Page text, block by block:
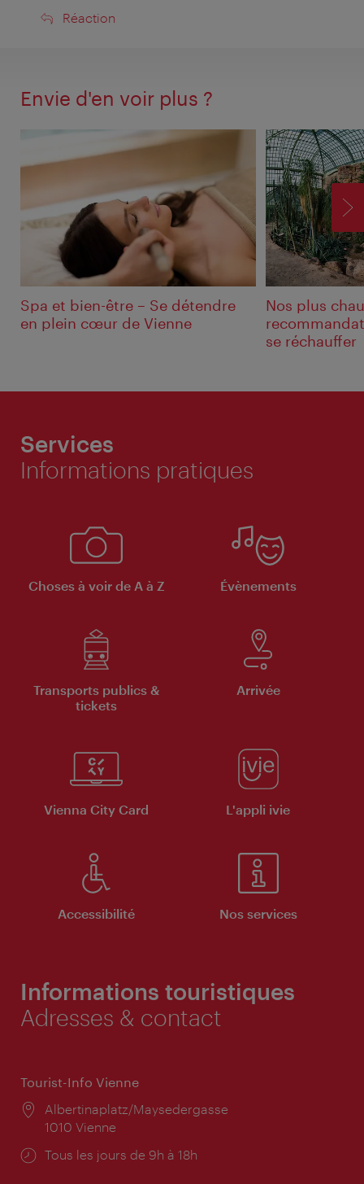
Réaction
Réaction
Envie d'en voir plus ?
Spa et bien-être –️ Se détendre
en plein cœur de Vienne
Nos plus
se réchauffer
Services
Informations pratiques
Choses à voir de A à Z Évènements
Transports publics &
tickets
Arrivée
Vienna City Card L'appli ivie
Accessibilité Nos services
Informations touristiques
Adresses & contact
Tourist-Info Vienne
Lieu:
Albertinaplatz/Maysedergasse
1010 Vienne
Horaires
Tous les jours de 9h à 18h